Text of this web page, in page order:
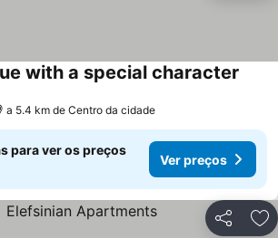
with a special character
a 5.4 km de Centro da cidade
para ver os preços
Ver preços
Partilhar